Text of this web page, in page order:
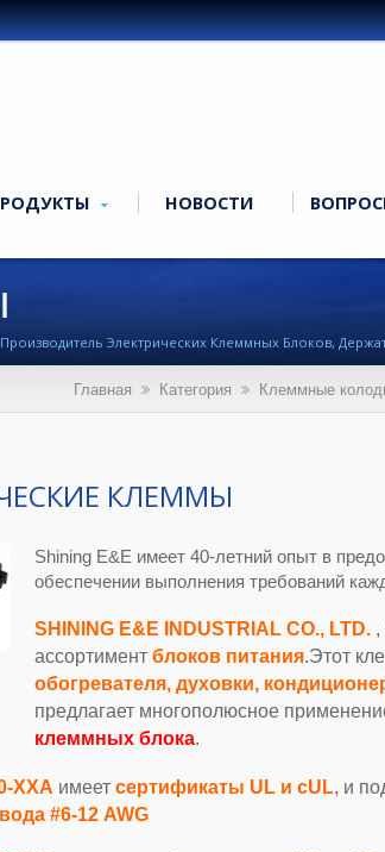
НОВОСТИ
Электрических Клеммных Блоков,
Главная
Категория Клеммные
КЛЕММЫ
Shining E&E имеет 40-летний опыт в
обеспечении выполнения требований
SHINING E&E INDUSTRIAL CO., LTD. ,
ассортимент блоков питания.Этот
обогревателя, духовки,
предлагает многополюсное
клеммных блока.
XXA имеет сертификаты UL и cUL, и
#6-12 AWG